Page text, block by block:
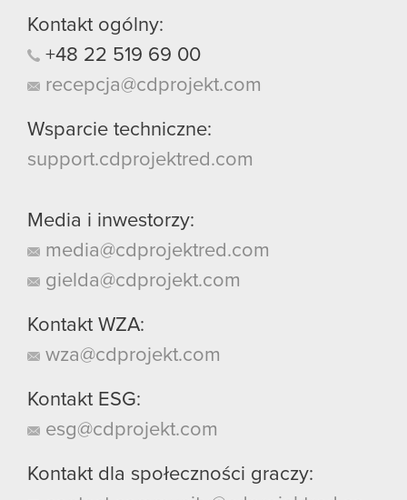
Kontakt ogólny:
+48 22 519 69 00
recepcja@cdprojekt.com
Wsparcie techniczne:
support.cdprojektred.com
Media i inwestorzy:
media@cdprojektred.com
gielda@cdprojekt.com
Kontakt WZA:
wza@cdprojekt.com
Kontakt ESG:
esg@cdprojekt.com
Kontakt dla społeczności graczy: